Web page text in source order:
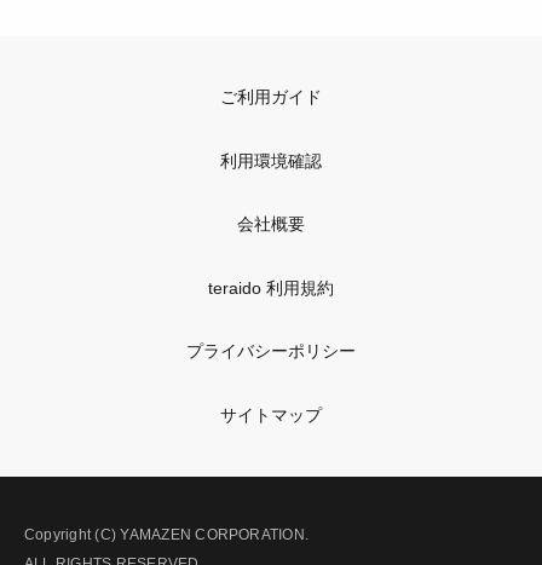
ご利用ガイド
利用環境確認
会社概要
teraido 利用規約
プライバシーポリシー
サイトマップ
Copyright (C) YAMAZEN CORPORATION.